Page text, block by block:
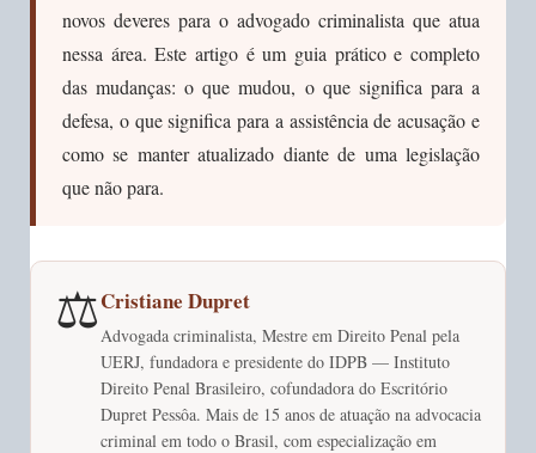
novos deveres para o advogado criminalista que atua
nessa área. Este artigo é um guia prático e completo
das mudanças: o que mudou, o que significa para a
defesa, o que significa para a assistência de acusação e
como se manter atualizado diante de uma legislação
que não para.
⚖️Cristiane Dupret
Advogada criminalista, Mestre em Direito Penal pela
UERJ, fundadora e presidente do IDPB — Instituto
Direito Penal Brasileiro, cofundadora do Escritório
Dupret Pessôa. Mais de 15 anos de atuação na advocacia
criminal em todo o Brasil, com especialização em